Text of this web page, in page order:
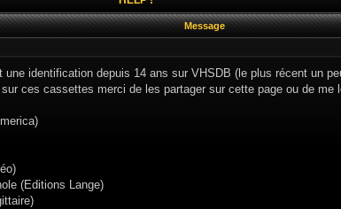
Message
une identification depuis 14 ans sur VHSDB (le plus récent un
ces cassettes merci de les partager sur cette page ou de me
(Editions Lange)